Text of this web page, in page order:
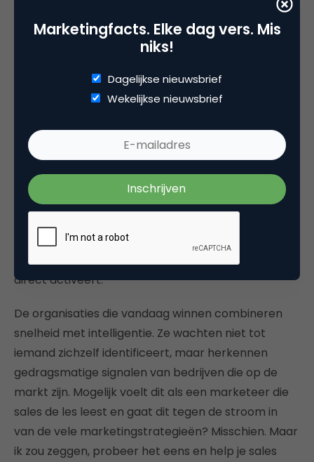
structureel (budget) verlies
Met een gemiddelde reactietijd van meer dan 42
tegenvallen en salescycli langer worden. Elke uur
vertraging vergroot de kans dat een prospect met
een andere partij spreekt. Ondertussen blijven
marketingkosten doorlopen en stijgt de cost per
Het gevolg is frictie tussen marketing en sales. Sales
opvolging. In werkelijkheid ontbreekt een systeem
dat koopintentie in real time herkent, prioriteert en
direct activeert.
De organisaties die vandaag winnen combineren
snelheid met intelligentie. Ze wachten niet tot
iemand zichzelf identificeert, maar herkennen
gedragsmatige signalen van bedrijven die op de
markt zijn. Mogelijk voelt dit als een marketeer die
sales de les leest en gaat dit tegen de stroom in
van de vele marketingstrategieën? Misschien. Maar
ik zou zeggen, probeer het eens en help je sales
Marketingfacts. Elke dag vers. Mis
niks!
Dagelijkse nieuwsbrief
Wekelijkse nieuwsbrief